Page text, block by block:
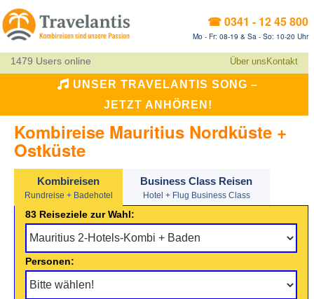
☎ 0341 - 12 45 800
Mo - Fr: 08-19 & Sa - So: 10-20 Uhr
1479 Users online Über uns Kontakt
UNSER TRAVELANTIS SONG –
JETZT ANHÖREN!
Kombireise Mauritius Nordküste +
Ostküste
Kombireisen
Rundreise + Badehotel
Business Class Reisen
Hotel + Flug Business Class
83 Reiseziele zur Wahl:
Personen: